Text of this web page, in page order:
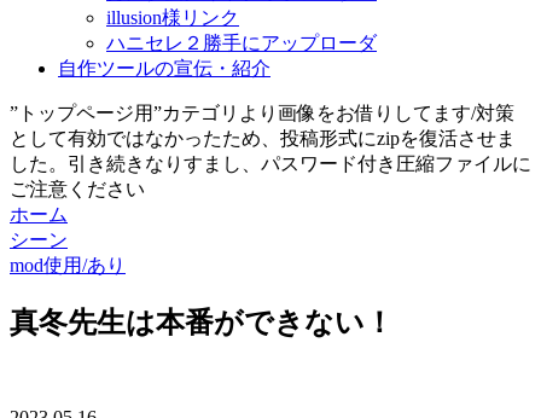
illusion様リンク
ハニセレ２勝手にアップローダ
自作ツールの宣伝・紹介
”トップページ用”カテゴリより画像をお借りしてます/対策
として有効ではなかったため、投稿形式にzipを復活させま
した。引き続きなりすまし、パスワード付き圧縮ファイルに
ご注意ください
ホーム
シーン
mod使用/あり
真冬先生は本番ができない！